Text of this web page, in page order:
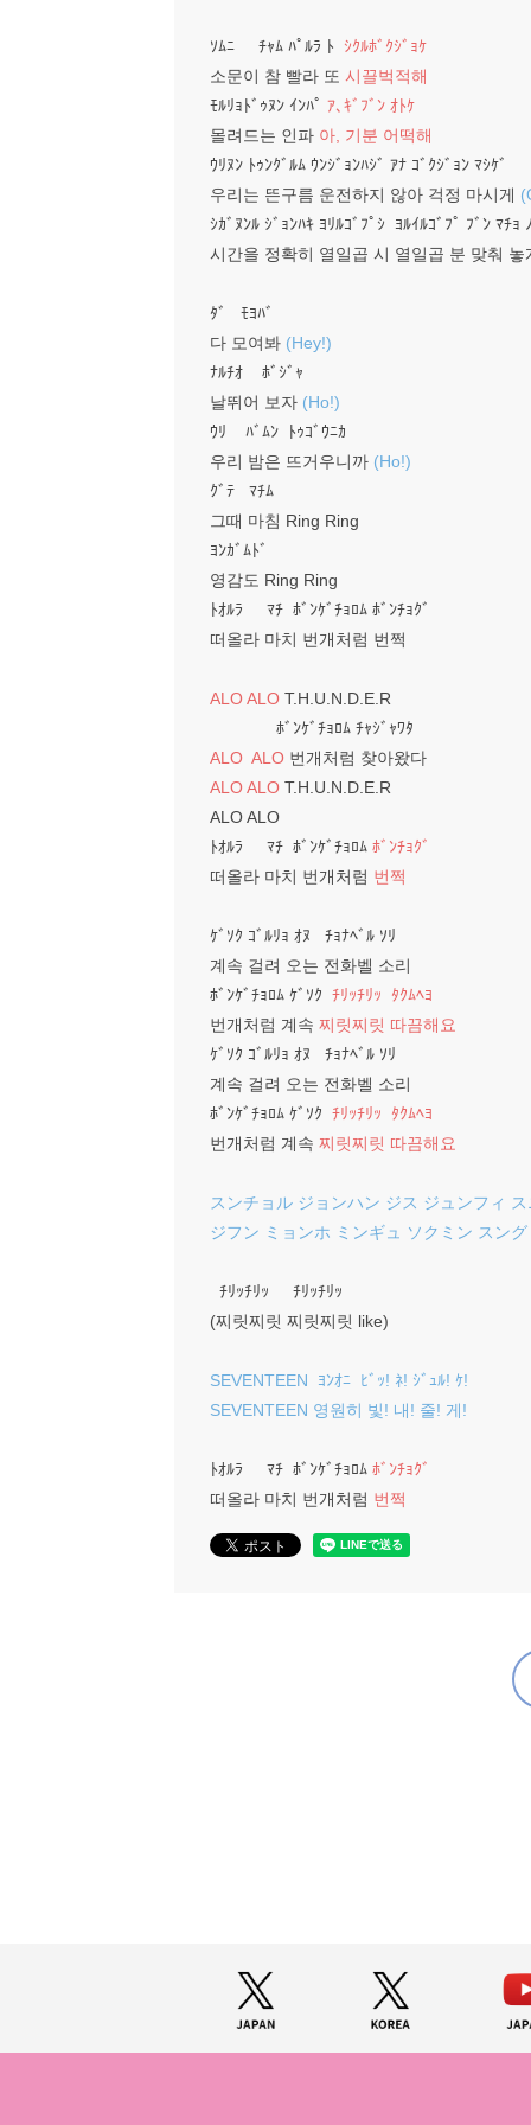
ｿﾑﾆ ﾁｬﾑ ﾊﾟﾙﾗ ﾄ ｼｸﾙﾎﾞｸｼﾞｮｹ
소문이 참 빨라 또 시끌벅적해
ﾓﾙﾘｮﾄﾞｩﾇﾝ ｲﾝﾊﾟ ｱ､ｷﾞﾌﾞﾝ ｵﾄｹ
몰려드는 인파 아, 기분 어떡해
ｳﾘﾇﾝ ﾄｩﾝｸﾞﾙﾑ ｳﾝｼﾞｮﾝﾊｼﾞ ｱﾅ ｺﾞｸｼﾞｮﾝ ﾏｼｹﾞ
우리는 뜬구름 운전하지 않아 걱정 마시게
ｼｶﾞﾇﾝﾙ ｼﾞｮﾝﾊｷ ﾖﾘﾙｺﾞﾌﾟｼ ﾖﾙｲﾙｺﾞﾌﾟ ﾌﾞﾝ ﾏﾁｮ
시간을 정확히 열일곱 시 열일곱 분 맞춰 놓
ﾀﾞ ﾓﾖﾊﾞ
다 모여봐 (Hey!)
ﾅﾙﾁｵ ﾎﾞｼﾞｬ
날뛰어 보자 (Ho!)
ｳﾘ ﾊﾞﾑﾝ ﾄｩｺﾞｳﾆｶ
우리 밤은 뜨거우니까 (Ho!)
ｸﾞﾃ ﾏﾁﾑ
그때 마침 Ring Ring
ﾖﾝｶﾞﾑﾄﾞ
영감도 Ring Ring
ﾄｵﾙﾗ ﾏﾁ ﾎﾞﾝｹﾞﾁｮﾛﾑ ﾎﾞﾝﾁｮｸﾞ
떠올라 마치 번개처럼 번쩍
ALO ALO T.H.U.N.D.E.R
ﾎﾞﾝｹﾞﾁｮﾛﾑ ﾁｬｼﾞｬﾜﾀ
ALO ALO 번개처럼 찾아왔다
ALO ALO T.H.U.N.D.E.R
ALO ALO
ﾄｵﾙﾗ ﾏﾁ ﾎﾞﾝｹﾞﾁｮﾛﾑ ﾎﾞﾝﾁｮｸﾞ
떠올라 마치 번개처럼 번쩍
ｹﾞｿｸ ｺﾞﾙﾘｮ ｵﾇ ﾁｮﾅﾍﾞﾙ ｿﾘ
계속 걸려 오는 전화벨 소리
ﾎﾞﾝｹﾞﾁｮﾛﾑ ｹﾞｿｸ ﾁﾘｯﾁﾘｯ ﾀｸﾑﾍﾖ
번개처럼 계속 찌릿찌릿 따끔해요
ｹﾞｿｸ ｺﾞﾙﾘｮ ｵﾇ ﾁｮﾅﾍﾞﾙ ｿﾘ
계속 걸려 오는 전화벨 소리
ﾎﾞﾝｹﾞﾁｮﾛﾑ ｹﾞｿｸ ﾁﾘｯﾁﾘｯ ﾀｸﾑﾍﾖ
번개처럼 계속 찌릿찌릿 따끔해요
スンチョル ジョンハン ジス ジュンフィ ス
ジフン ミョンホ ミンギュ ソクミン スン
ﾁﾘｯﾁﾘｯ ﾁﾘｯﾁﾘｯ
(찌릿찌릿 찌릿찌릿 like)
SEVENTEEN ﾖﾝｵﾆ ﾋﾞｯ! ﾈ! ｼﾞｭﾙ! ｹ!
SEVENTEEN 영원히 빛! 내! 줄! 게!
ﾄｵﾙﾗ ﾏﾁ ﾎﾞﾝｹﾞﾁｮﾛﾑ ﾎﾞﾝﾁｮｸﾞ
떠올라 마치 번개처럼 번쩍